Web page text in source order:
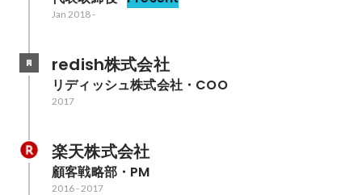
Jan 2018-
redish株式会社
リディッシュ株式会社・COO
2017
楽天株式会社
顧客戦略部・PM
2016-2017